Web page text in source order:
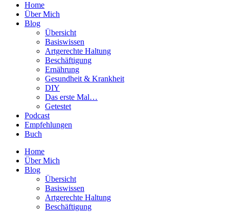
Home
Über Mich
Blog
Übersicht
Basiswissen
Artgerechte Haltung
Beschäftigung
Ernährung
Gesundheit & Krankheit
DIY
Das erste Mal…
Getestet
Podcast
Empfehlungen
Buch
Home
Über Mich
Blog
Übersicht
Basiswissen
Artgerechte Haltung
Beschäftigung